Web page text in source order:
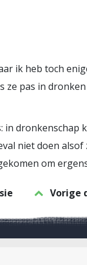
ik heb toch
ze pas in
dronkenschap
niet doen
om
Vorige